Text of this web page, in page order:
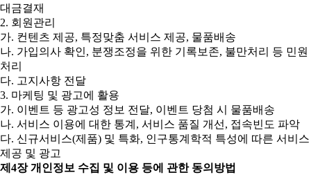
대금결재
2. 회원관리
가. 컨텐츠 제공, 특정맞춤 서비스 제공, 물품배송
나. 가입의사 확인, 분쟁조정을 위한 기록보존, 불만처리 등 민원
처리
다. 고지사항 전달
3. 마케팅 및 광고에 활용
가. 이벤트 등 광고성 정보 전달, 이벤트 당첨 시 물품배송
나. 서비스 이용에 대한 통계, 서비스 품질 개선, 접속빈도 파악
다. 신규서비스(제품) 및 특화, 인구통계학적 특성에 따른 서비스
제공 및 광고
제4장 개인정보 수집 및 이용 등에 관한 동의방법